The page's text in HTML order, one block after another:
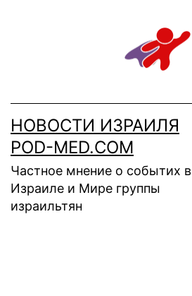
НОВОСТИ ИЗРАИЛЯ
POD-MED.COM
Частное мнение о событих в
Израиле и Мире группы
израильтян